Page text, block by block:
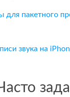
пакетного
звука на